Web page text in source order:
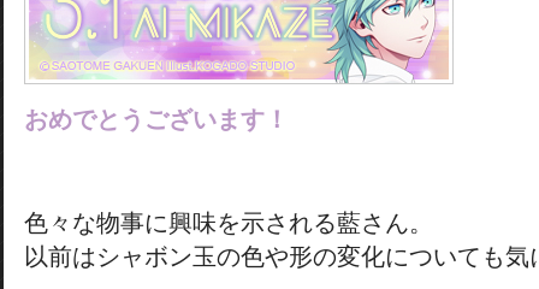
おめでとうございます！
色々な物事に興味を示される藍さん。
以前はシャボン玉の色や形の変化についても